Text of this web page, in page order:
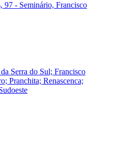
97 - Seminário, Francisco
Serra do Sul; Francisco
Pranchita; Renascenca;